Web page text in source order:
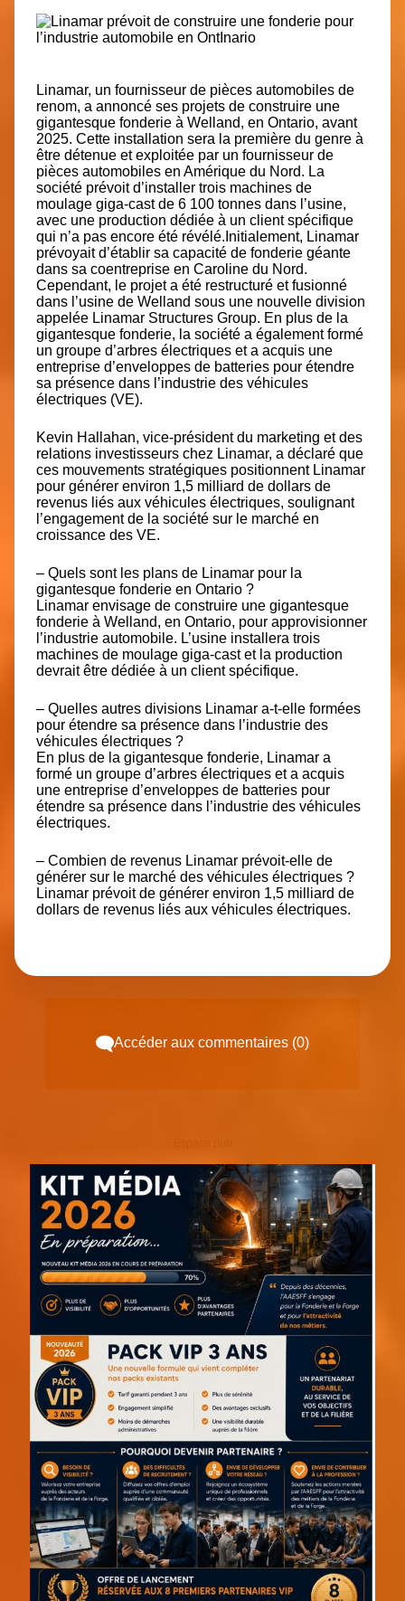
Linamar, un fournisseur de pièces automobiles de
renom, a annoncé ses projets de construire une
gigantesque fonderie à Welland, en Ontario, avant
2025. Cette installation sera la première du genre à
être détenue et exploitée par un fournisseur de
pièces automobiles en Amérique du Nord. La
société prévoit d’installer trois machines de
moulage giga-cast de 6 100 tonnes dans l’usine,
avec une production dédiée à un client spécifique
qui n’a pas encore été révélé.Initialement, Linamar
prévoyait d’établir sa capacité de fonderie géante
dans sa coentreprise en Caroline du Nord.
Cependant, le projet a été restructuré et fusionné
dans l’usine de Welland sous une nouvelle division
appelée Linamar Structures Group. En plus de la
gigantesque fonderie, la société a également formé
un groupe d’arbres électriques et a acquis une
entreprise d’enveloppes de batteries pour étendre
sa présence dans l’industrie des véhicules
électriques (VE).
Kevin Hallahan, vice-président du marketing et des
relations investisseurs chez Linamar, a déclaré que
ces mouvements stratégiques positionnent Linamar
pour générer environ 1,5 milliard de dollars de
revenus liés aux véhicules électriques, soulignant
l’engagement de la société sur le marché en
croissance des VE.
– Quels sont les plans de Linamar pour la
gigantesque fonderie en Ontario ?
Linamar envisage de construire une gigantesque
fonderie à Welland, en Ontario, pour approvisionner
l’industrie automobile. L’usine installera trois
machines de moulage giga-cast et la production
devrait être dédiée à un client spécifique.
– Quelles autres divisions Linamar a-t-elle formées
pour étendre sa présence dans l’industrie des
véhicules électriques ?
En plus de la gigantesque fonderie, Linamar a
formé un groupe d’arbres électriques et a acquis
une entreprise d’enveloppes de batteries pour
étendre sa présence dans l’industrie des véhicules
électriques.
– Combien de revenus Linamar prévoit-elle de
générer sur le marché des véhicules électriques ?
Linamar prévoit de générer environ 1,5 milliard de
dollars de revenus liés aux véhicules électriques.
Accéder aux commentaires (0)